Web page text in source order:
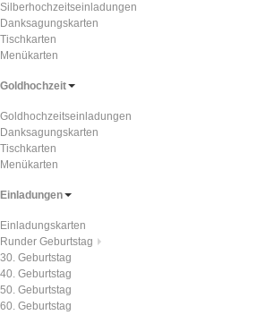
Silberhochzeitseinladungen
Danksagungskarten
Tischkarten
Menükarten
Goldhochzeit
Goldhochzeitseinladungen
Danksagungskarten
Tischkarten
Menükarten
Einladungen
Einladungskarten
Runder Geburtstag
30. Geburtstag
40. Geburtstag
50. Geburtstag
60. Geburtstag